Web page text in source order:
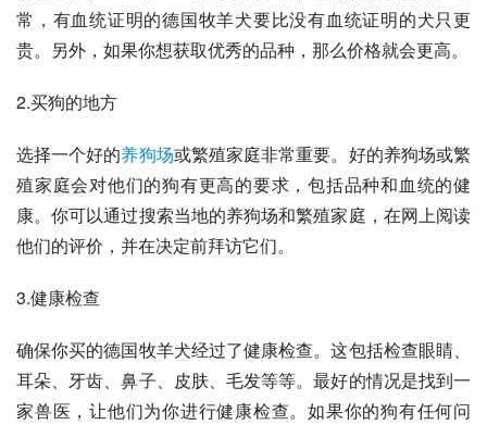
常，有血统证明的德国牧羊犬要比没有血统证明的犬只更
贵。另外，如果你想获取优秀的品种，那么价格就会更高。
2.买狗的地方
选择一个好的养狗场或繁殖家庭非常重要。好的养狗场或繁
殖家庭会对他们的狗有更高的要求，包括品种和血统的健
康。你可以通过搜索当地的养狗场和繁殖家庭，在网上阅读
他们的评价，并在决定前拜访它们。
3.健康检查
确保你买的德国牧羊犬经过了健康检查。这包括检查眼睛、
耳朵、牙齿、鼻子、皮肤、毛发等等。最好的情况是找到一
家兽医，让他们为你进行健康检查。如果你的狗有任何问